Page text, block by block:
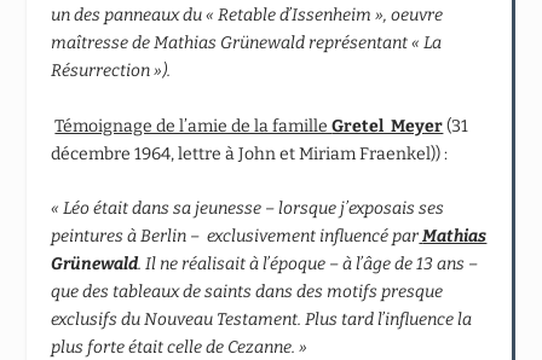
un des panneaux du « Retable d’Issenheim », oeuvre
maîtresse de Mathias Grünewald représentant « La
Résurrection »).
Témoignage de l’amie de la familleGretel Meyer(31
décembre 1964, lettre à John et Miriam Fraenkel)) :
« Léo était dans sa jeunesse – lorsque j’exposais ses
peintures à Berlin – exclusivement influencé par Mathias
Grünewald. Il ne réalisait à l’époque – à l’âge de 13 ans –
que des tableaux de saints dans des motifs presque
exclusifs du Nouveau Testament. Plus tard l’influence la
plus forte était celle de Cezanne. »